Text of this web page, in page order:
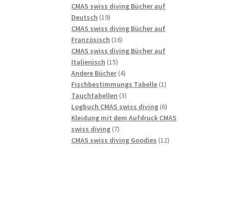
Produkte
CMAS swiss diving Bücher auf
Deutsch 1919
Produkte
CMAS swiss diving Bücher auf
Französisch 1616
Produkte
CMAS swiss diving Bücher auf
Italienisch 1515
Produkte
Andere Bücher 44
Produkte
Fischbestimmungs Tabelle 11
Tauchtabellen 33
Produkte
Logbuch CMAS swiss diving 66
Produkte
Kleidung mit dem Aufdruck CMAS
swiss diving 77
Produkte
CMAS swiss diving Goodies 1212